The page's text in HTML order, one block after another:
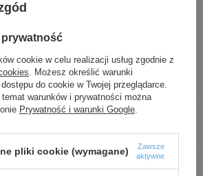
strumień Whirl, Biały
Original S Miska wisząca WC 540
Flush, z deską WC, Biały
/ szt.
strumień Rain duży, Chrom Satynowy
S Jednouchwytowa bateria
prywatność
cookie w celu realizacji usług zgodnie z
. Możesz określić warunki
do cookie w Twojej przeglądarce.
warunków i prywatności można
Prywatność i warunki Google
pliki cookie (wymagane)
Zawsze
aktywne